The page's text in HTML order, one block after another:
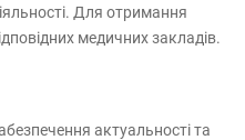
Для отримання
медичних закладів.
актуальності та